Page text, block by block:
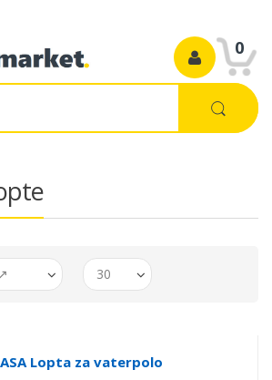
0
30
Lopta za vaterpolo